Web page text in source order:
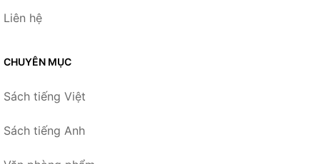
Liên hệ
CHUYÊN MỤC
Sách tiếng Việt
Sách tiếng Anh